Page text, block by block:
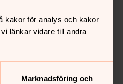
kakor för analys och kakor
länkar vidare till andra
Marknadsföring och